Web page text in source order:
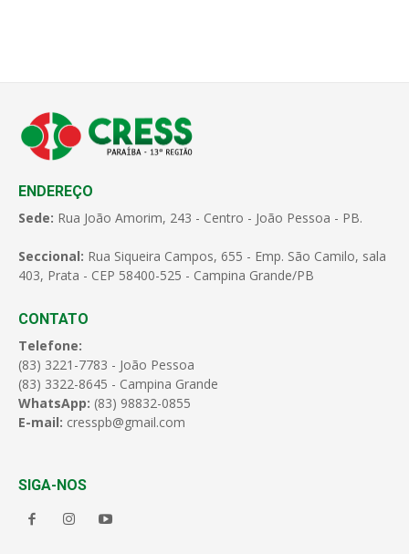
ENDEREÇO
Sede: Rua João Amorim, 243 - Centro - João Pessoa - PB.
Seccional: Rua Siqueira Campos, 655 - Emp. São Camilo, sala
403, Prata - CEP 58400-525 - Campina Grande/PB
CONTATO
Telefone:
(83) 3221-7783 - João Pessoa
(83) 3322-8645 - Campina Grande
WhatsApp: (83) 98832-0855
E-mail: cresspb@gmail.com
SIGA-NOS